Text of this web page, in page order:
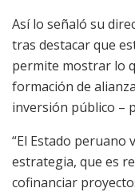
Así lo señaló su
tras destacar que
permite mostrar lo
formación de
inversión público –
“El Estado peruano
estrategia, que es
cofinanciar